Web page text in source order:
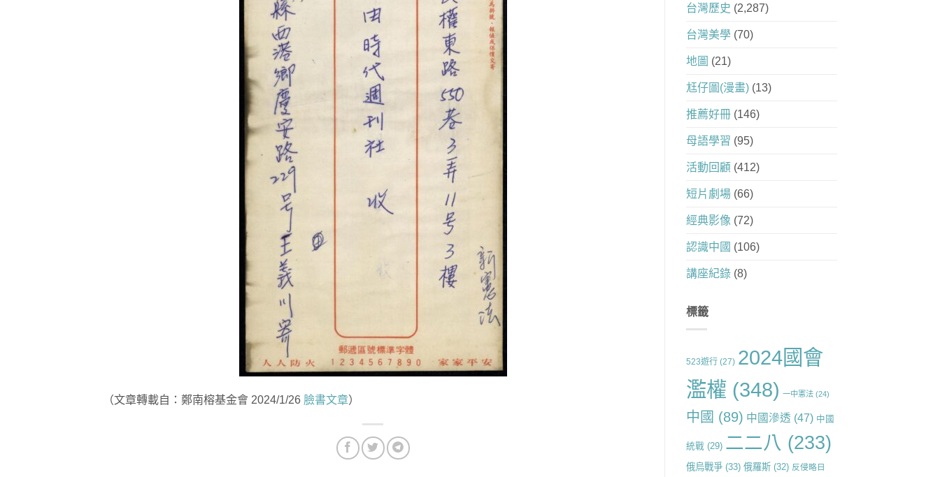
（文章轉載自：鄭南榕基金會 2024/1/26 臉書文章）
台灣歷史 (2,287)
台灣美學(70)
地圖 (21)
尪仔圖(漫畫)(13)
推薦好冊(146)
母語學習 (95)
活動回顧 (412)
短片劇場(66)
經典影像 (72)
認識中國 (106)
講座紀錄(8)
標籤
523遊行(27) 2024國會
濫權 (348) 一中憲法(24)
中國 (89) 中國滲透 (47) 中國
統戰 (29) 二二八 (233)
俄烏戰爭(33) 俄羅斯(32) 反侵略日